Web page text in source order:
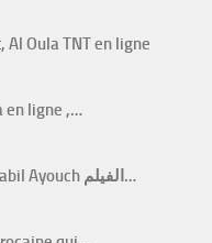
Al Oula TNT en ligne
en ligne ,…
Zin Li Fik Le film Marocain de Nabil Ayouch الفيلم…